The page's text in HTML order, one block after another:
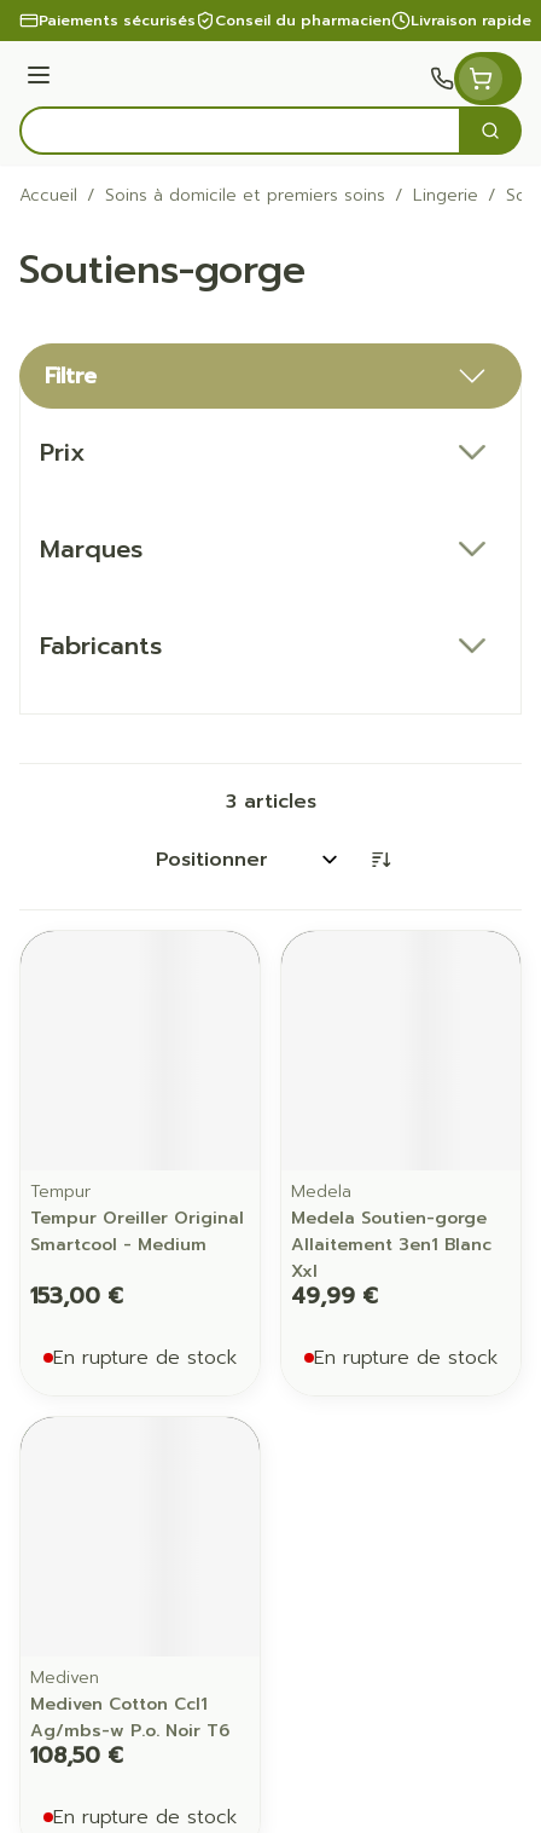
Aller au contenu
Paiements sécurisés Conseil du pharmacien Livraison rapide
Menu
Rechercher
Accueil / Soins à domicile et premiers soins / Lingerie /
Soutiens-gorge
Filtre
Prix
Marques
Fabricants
3 articles
Trier par:
Tempur
Tempur Oreiller Original
Smartcool - Medium
153,00 €
En rupture de stock
Medela
Medela Soutien-gorge
Allaitement 3en1 Blanc
Xxl
49,99 €
En rupture de stock
Mediven
Mediven Cotton Ccl1
Ag/mbs-w P.o. Noir T6
108,50 €
En rupture de stock